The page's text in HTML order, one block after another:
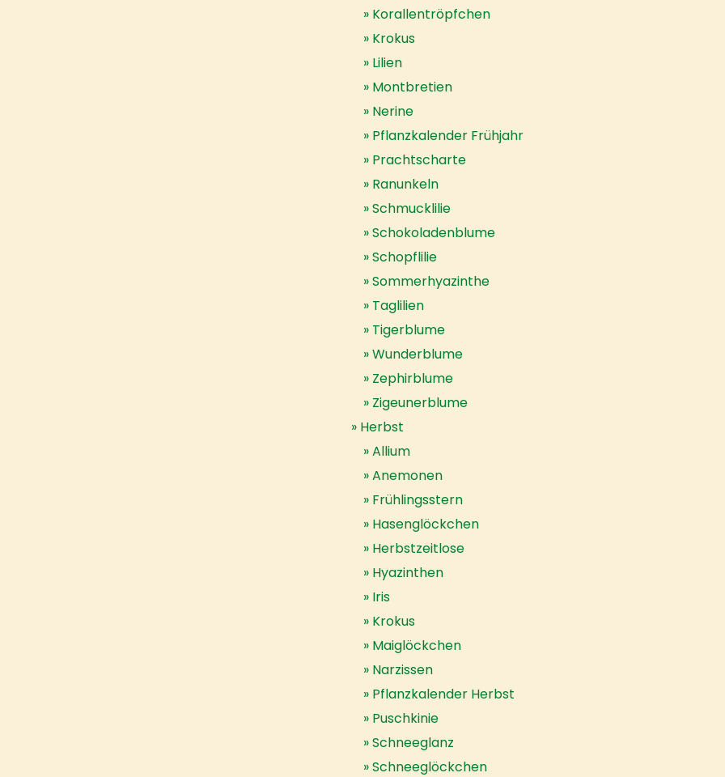
Korallentröpfchen
Krokus
Lilien
Montbretien
Nerine
Pflanzkalender Frühjahr
Prachtscharte
Ranunkeln
Schmucklilie
Schokoladenblume
Schopflilie
Sommerhyazinthe
Taglilien
Tigerblume
Wunderblume
Zephirblume
Zigeunerblume
Herbst
Allium
Anemonen
Frühlingsstern
Hasenglöckchen
Herbstzeitlose
Hyazinthen
Iris
Krokus
Maiglöckchen
Narzissen
Pflanzkalender Herbst
Puschkinie
Schneeglanz
Schneeglöckchen